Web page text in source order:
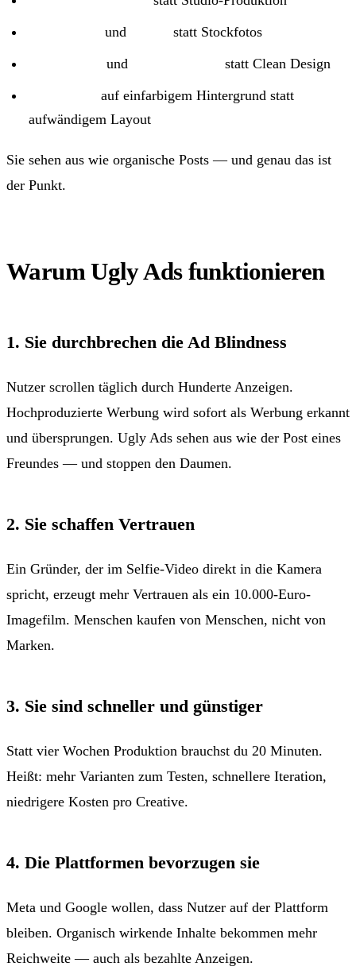
und
statt Stockfotos
und
statt Clean Design
auf einfarbigem Hintergrund statt
aufwändigem Layout
Sie sehen aus wie organische Posts — und genau das ist
der Punkt.
Warum Ugly Ads funktionieren
1. Sie durchbrechen die Ad Blindness
Nutzer scrollen täglich durch Hunderte Anzeigen.
Hochproduzierte Werbung wird sofort als Werbung erkannt
und übersprungen. Ugly Ads sehen aus wie der Post eines
Freundes — und stoppen den Daumen.
2. Sie schaffen Vertrauen
Ein Gründer, der im Selfie-Video direkt in die Kamera
spricht, erzeugt mehr Vertrauen als ein 10.000-Euro-
Imagefilm. Menschen kaufen von Menschen, nicht von
Marken.
3. Sie sind schneller und günstiger
Statt vier Wochen Produktion brauchst du 20 Minuten.
Heißt: mehr Varianten zum Testen, schnellere Iteration,
niedrigere Kosten pro Creative.
4. Die Plattformen bevorzugen sie
Meta und Google wollen, dass Nutzer auf der Plattform
bleiben. Organisch wirkende Inhalte bekommen mehr
Reichweite — auch als bezahlte Anzeigen.